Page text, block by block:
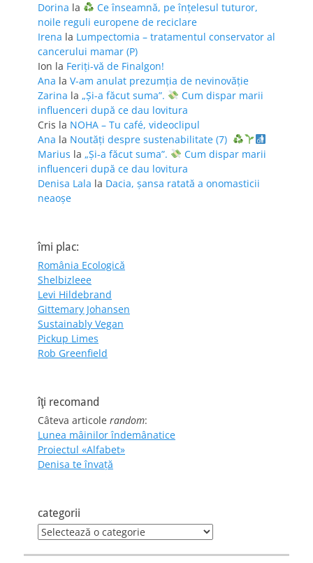
Dorina la
Ce înseamnă, pe înțelesul tuturor,
noile reguli europene de reciclare
Irena la Lumpectomia – tratamentul conservator al
cancerului mamar (P)
Ion la Feriţi-vă de Finalgon!
Ana la V-am anulat prezumția de nevinovăție
Zarina la „Și-a făcut suma”.
Cum dispar marii
influenceri după ce dau lovitura
Cris la NOHA – Tu café, videoclipul
Ana la Noutăți despre sustenabilitate (7)
Marius la „Și-a făcut suma”.
Cum dispar marii
influenceri după ce dau lovitura
Denisa Lala la Dacia, șansa ratată a onomasticii
neaoșe
îmi plac:
România Ecologică
Shelbizleee
Levi Hildebrand
Gittemary Johansen
Sustainably Vegan
Pickup Limes
Rob Greenfield
îţi recomand
Câteva articole random:
Lunea mâinilor îndemânatice
Proiectul «Alfabet»
Denisa te învaţă
categorii
categorii